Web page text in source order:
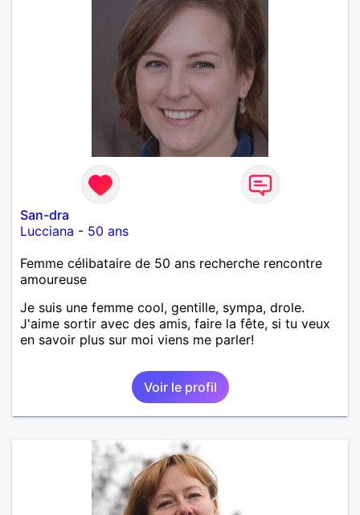
San-dra
Lucciana - 50 ans
Femme célibataire de 50 ans recherche rencontre
amoureuse
Je suis une femme cool, gentille, sympa, drole.
J'aime sortir avec des amis, faire la fête, si tu veux
en savoir plus sur moi viens me parler!
Voir le profil